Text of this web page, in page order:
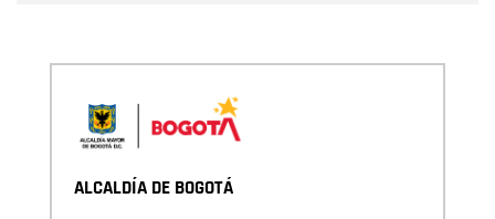
ALCALDÍA DE BOGOTÁ